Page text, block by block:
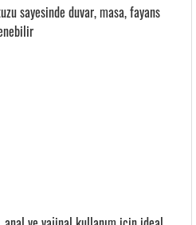
sayesinde duvar, masa, fayans